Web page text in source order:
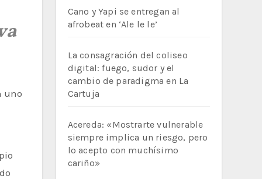
uno
Cano y Yapi se entregan al
afrobeat en ‘Ale le le’
La consagración del coliseo
digital: fuego, sudor y el
cambio de paradigma en La
Cartuja
Acereda: «Mostrarte vulnerable
siempre implica un riesgo, pero
lo acepto con muchísimo
cariño»